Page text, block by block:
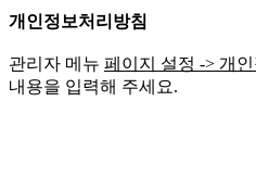
개인정보처리방침
관리자 메뉴 페이지 설정 -> 개
내용을 입력해 주세요.